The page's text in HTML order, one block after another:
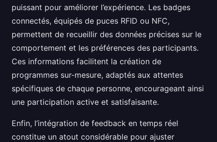
puissant pour améliorer l’expérience. Les badges
connectés, équipés de puces RFID ou NFC,
permettent de recueillir des données précises sur le
comportement et les préférences des participants.
Ces informations facilitent la création de
programmes sur-mesure, adaptés aux attentes
spécifiques de chaque personne, encourageant ainsi
une participation active et satisfaisante.
Enfin, l’intégration de feedback en temps réel
constitue un atout considérable pour ajuster